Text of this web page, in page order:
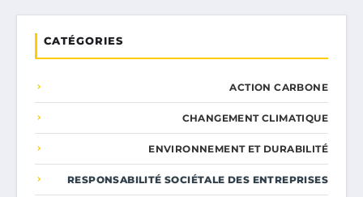
CATÉGORIES
ACTION CARBONE
CHANGEMENT CLIMATIQUE
ENVIRONNEMENT ET DURABILITÉ
RESPONSABILITÉ SOCIÉTALE DES ENTREPRISES